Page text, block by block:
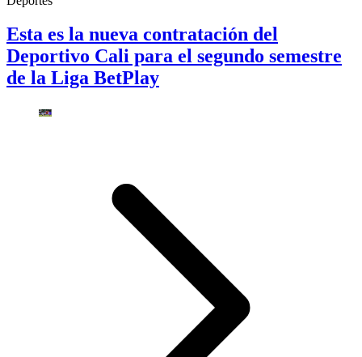
Esta es la nueva contratación del
Deportivo Cali para el segundo semestre
de la Liga BetPlay